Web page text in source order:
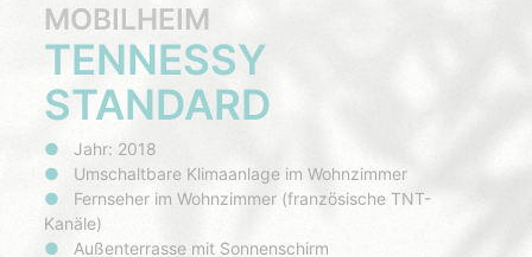
MOBILHEIM
TENNESSY
STANDARD
Jahr: 2018
Umschaltbare Klimaanlage im Wohnzimmer
Fernseher im Wohnzimmer (französische TNT-
Kanäle)
Außenterrasse mit Sonnenschirm